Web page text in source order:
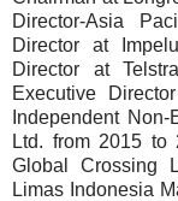
Director-Asia
Director at
Director at
Executive
Independent
Ltd. from 2015 to
Global Crossing
Limas Indonesia